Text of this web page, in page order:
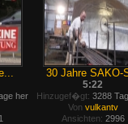
her
30 Jahre SAKO-
5:22
Hinzugef�gt: 3288
Von vulkantv
Ansichten: 2996